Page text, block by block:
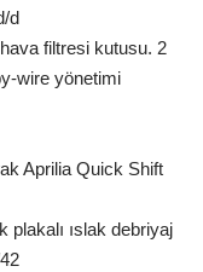
d
filtresi kutusu. 2
wire yönetimi
Quick Shift
ıslak debriyaj